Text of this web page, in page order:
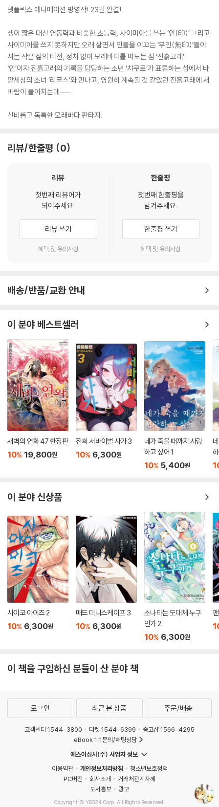
넷플릭스 애니메이션 방영작! 23권 완결!
생이 짧은 대신 염동력과 비슷한 초능력, 사이미아를 쓰는 ‘인(印)’ 그리고
사이미아를 쓰지 못하지만 오래 살면서 인들을 이끄는 ‘무인(無印)’들이
사는 작은 삶의 터전, 정처 없이 모래바다를 떠도는 섬 ‘진흙고래’.
‘인’이자 진흙고래의 기록을 담당하는 소년 ‘챠쿠로’가 표류하는 섬에서 바
깥세상의 소녀 ‘리코스’와 만나고, 영원히 계속될 것 같았던 진흙고래에 새
바람이 몰아치는데──.
신비롭고 독특한 모래바다 판타지.
리뷰/한줄평 0
리뷰
첫번째 리뷰어가
되어주세요.
리뷰 쓰기
혜택 및 유의사항
한줄평
첫번째 한줄평을
남겨주세요.
한줄평 쓰기
혜택 및 유의사항
배송/반품/교환 안내
이 분야 베스트셀러
새벽의 연화 47 한정판
10% 19,800원
전희 서바이벌 사가 3
10% 6,300원
네가 죽을 때까지 사랑
하고 싶어 1
10% 5,400원
이 분야 신상품
사이코 아이즈 2
10% 6,300원
매드 미니스케이프 3
10% 6,300원
소나타는 도대체 누구
인가 2
10% 6,300원
이 책을 구입하신 분들이 산 분야 책
로그인 최근 본 상품 주문/배송
고객센터 1544-3800 티켓 1544-6399
중고샵 1566-4295
eBook 1:1문의/채팅상담
예스이십사(주) 사업자 정보
이용약관
개인정보처리방침
청소년보호정책
PC버전
회사소개
거래처관계자께
도서홍보
광고
Copyright © YES24 Corp. All Rights Reserved.